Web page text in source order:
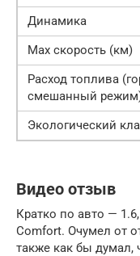
Динамика
Мах скорость (км)
Расход топлива
смешанный
Экологический
Видео отзыв
Кратко по авто —
Comfort. Очумел от
также как бы думал,